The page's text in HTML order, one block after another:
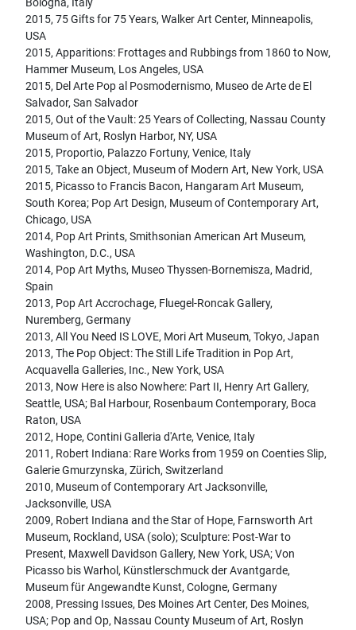
Bologna, Italy
2015, 75 Gifts for 75 Years, Walker Art Center, Minneapolis,
USA
2015, Apparitions: Frottages and Rubbings from 1860 to Now,
Hammer Museum, Los Angeles, USA
2015, Del Arte Pop al Posmodernismo, Museo de Arte de El
Salvador, San Salvador
2015, Out of the Vault: 25 Years of Collecting, Nassau County
Museum of Art, Roslyn Harbor, NY, USA
2015, Proportio, Palazzo Fortuny, Venice, Italy
2015, Take an Object, Museum of Modern Art, New York, USA
2015, Picasso to Francis Bacon, Hangaram Art Museum,
South Korea; Pop Art Design, Museum of Contemporary Art,
Chicago, USA
2014, Pop Art Prints, Smithsonian American Art Museum,
Washington, D.C., USA
2014, Pop Art Myths, Museo Thyssen-Bornemisza, Madrid,
Spain
2013, Pop Art Accrochage, Fluegel-Roncak Gallery,
Nuremberg, Germany
2013, All You Need IS LOVE, Mori Art Museum, Tokyo, Japan
2013, The Pop Object: The Still Life Tradition in Pop Art,
Acquavella Galleries, Inc., New York, USA
2013, Now Here is also Nowhere: Part II, Henry Art Gallery,
Seattle, USA; Bal Harbour, Rosenbaum Contemporary, Boca
Raton, USA
2012, Hope, Contini Galleria d'Arte, Venice, Italy
2011, Robert Indiana: Rare Works from 1959 on Coenties Slip,
Galerie Gmurzynska, Zürich, Switzerland
2010, Museum of Contemporary Art Jacksonville,
Jacksonville, USA
2009, Robert Indiana and the Star of Hope, Farnsworth Art
Museum, Rockland, USA (solo); Sculpture: Post-War to
Present, Maxwell Davidson Gallery, New York, USA; Von
Picasso bis Warhol, Künstlerschmuck der Avantgarde,
Museum für Angewandte Kunst, Cologne, Germany
2008, Pressing Issues, Des Moines Art Center, Des Moines,
USA; Pop and Op, Nassau County Museum of Art, Roslyn